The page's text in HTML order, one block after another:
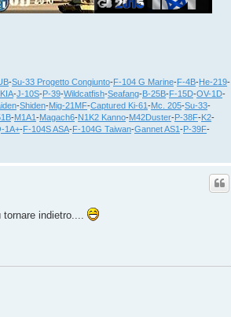
-Su-33 Progetto Congiunto-F-104 G Marine-F-4B-He-219-
-J-10S-P-39-Wildcatfish-Seafang-B-25B-F-15D-OV-1D-
-Shiden-Mig-21MF-Captured Ki-61-Mc. 205-Su-33-
-M1A1-Magach6-N1K2 Kanno-M42Duster-P-38F-K2-
1A+-F-104S ASA-F-104G Taiwan-Gannet AS1-P-39F-
indietro....